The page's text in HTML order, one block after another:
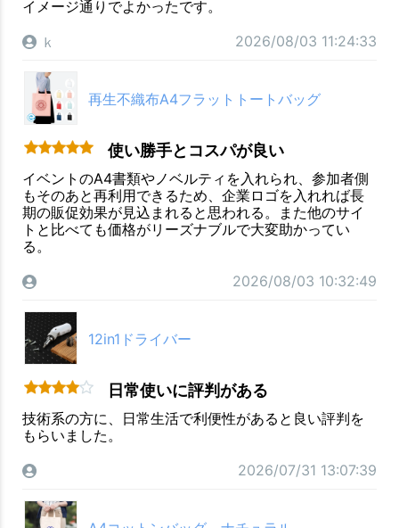
イメージ通りでよかったです。
ｋ
2026/08/03 11:24:33
再生不織布A4フラットトートバッグ
使い勝手とコスパが良い
イベントのA4書類やノベルティを入れられ、参加者側
もそのあと再利用できるため、企業ロゴを入れれば長
期の販促効果が見込まれると思われる。また他のサイ
トと比べても価格がリーズナブルで大変助かってい
る。
2026/08/03 10:32:49
12in1ドライバー
日常使いに評判がある
技術系の方に、日常生活で利便性があると良い評判を
もらいました。
2026/07/31 13:07:39